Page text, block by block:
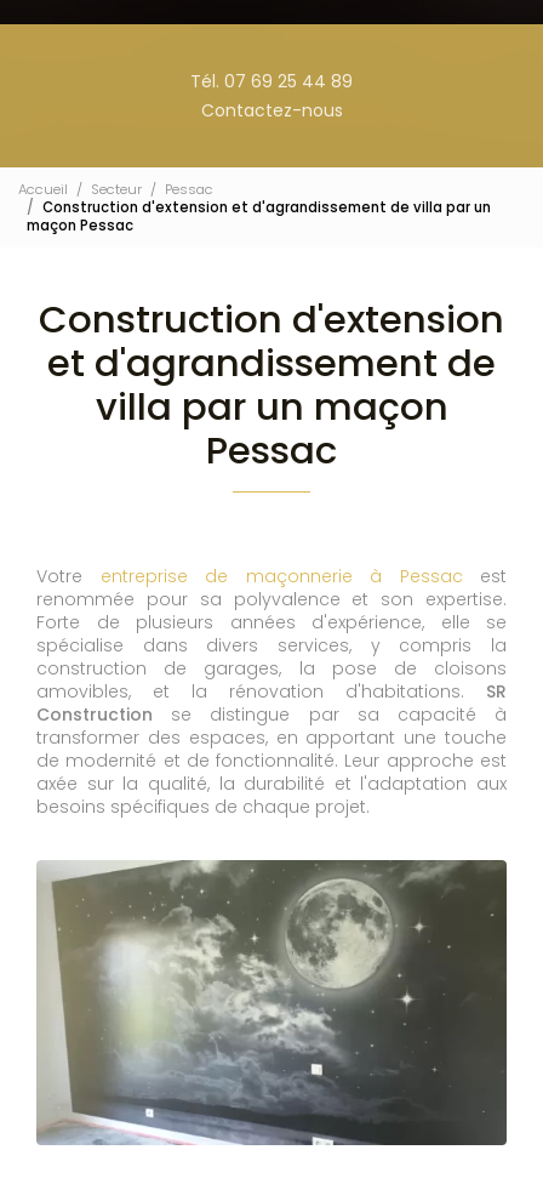
Tél. 07 69 25 44 89
Contactez-nous
Accueil Secteur
Pessac
Construction d'extension et d'agrandissement de villa par un
maçon Pessac
Construction d'extension
et d'agrandissement de
villa par un maçon
Pessac
Votre entreprise de maçonnerie à Pessac est
renommée pour sa polyvalence et son expertise.
Forte de plusieurs années d'expérience, elle se
spécialise dans divers services, y compris la
construction de garages, la pose de cloisons
amovibles, et la rénovation d'habitations. SR
Construction se distingue par sa capacité à
transformer des espaces, en apportant une touche
de modernité et de fonctionnalité. Leur approche est
axée sur la qualité, la durabilité et l'adaptation aux
besoins spécifiques de chaque projet.